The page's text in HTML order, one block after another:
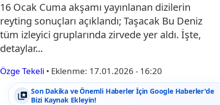
16 Ocak Cuma akşamı yayınlanan dizilerin
reyting sonuçları açıklandı; Taşacak Bu Deniz
tüm izleyici gruplarında zirvede yer aldı. İşte,
detaylar...
Özge Tekeli • Eklenme: 17.01.2026 - 16:20
Son Dakika ve Önemli Haberler İçin Google Haberler'de
Bizi Kaynak Ekleyin!